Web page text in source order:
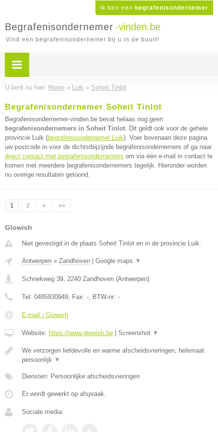
Ik ben een begrafenisondernemer
Begrafenisondernemer -vinden.be
Vind een begrafenisondernemer bij u in de buurt!
U bent nu hier: Home » Luik » Soheit Tinlot
Begrafenisondernemer Soheit Tinlot
Begrafenisondernemer-vinden.be bevat helaas nog geen
begrafenisondernemers in Soheit Tinlot. Dit geldt ook voor de gehele
provincie Luik (begrafenisondernemer Luik). Voer bovenaan deze pagina
uw postcode in voor de dichtstbijzijnde begrafenisondernemers of ga naar
direct contact met begrafenisondernemers om via één e-mail in contact te
komen met meerdere begrafenisondernemers tegelijk. Hieronder worden
nu overige resultaten getoond.
1 2 » »»
Glowish
Niet gevestigd in de plaats Soheit Tinlot en in de provincie Luik.
Antwerpen » Zandhoven Google maps ▼
Schriekweg 39, 2240 Zandhoven (Antwerpen)
Tel: 0485930949, Fax: -, BTW-nr: -
E-mail › Glowish
Website: https://www.glowish.be Screenshot ▼
We verzorgen liefdevolle en warme afscheidsvieringen, helemaal
persoonlijk ▼
Diensten: Persoonlijke afscheidsvieringen
Er wordt gewerkt op afspraak.
Sociale media: